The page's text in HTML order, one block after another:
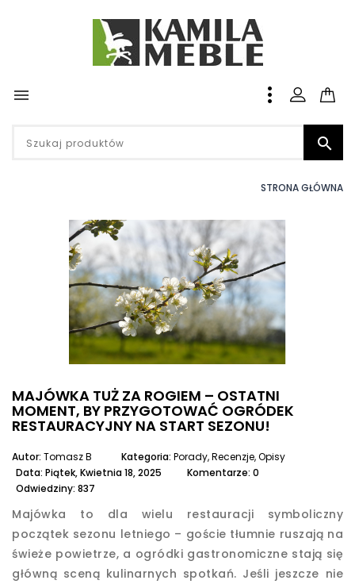


STRONA GŁÓWNA
MAJÓWKA TUŻ ZA ROGIEM – OSTATNI
MOMENT, BY PRZYGOTOWAĆ OGRÓDEK
RESTAURACYJNY NA START SEZONU!
Autor: Tomasz B Kategoria: Porady, Recenzje, Opisy
Data: Piątek,Kwietnia18,2025
Komentarze: 0
Odwiedziny: 837
Majówka to dla wielu restauracji symboliczny
początek sezonu letniego – goście tłumnie ruszają na
świeże powietrze, a ogródki gastronomiczne stają się
główną sceną kulinarnych spotkań. Jeśli jeszcze nie